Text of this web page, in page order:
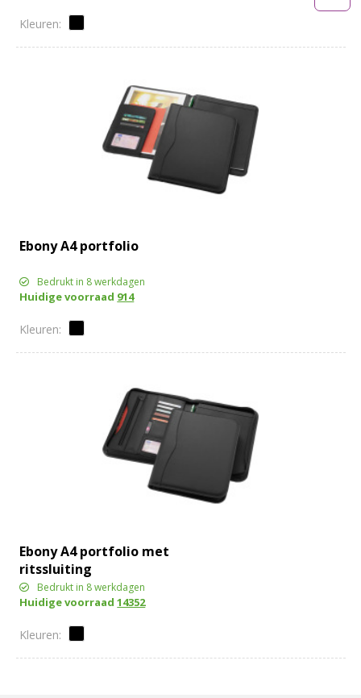
Ebony A4 portfolio
Bedrukt in 8 werkdagen
Huidige voorraad 914
Ebony A4 portfolio met
ritssluiting
Bedrukt in 8 werkdagen
Huidige voorraad14352